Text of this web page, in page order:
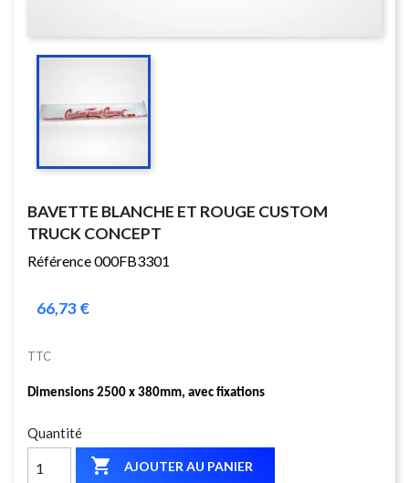
BAVETTE BLANCHE ET ROUGE CUSTOM
TRUCK CONCEPT
Référence 000FB3301
66,73 €
TTC
Dimensions 2500 x 380mm, avec fixations
Quantité
 AJOUTER AU PANIER